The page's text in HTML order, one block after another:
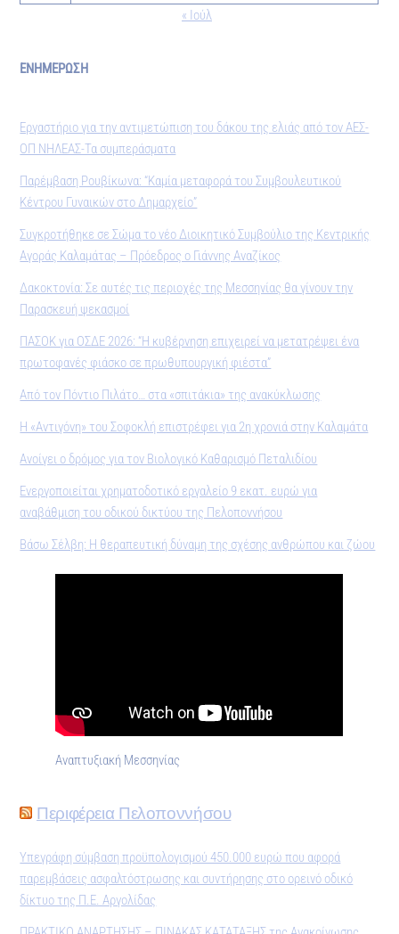
« Ιούλ
ΕΝΗΜΕΡΩΣΗ
Εργαστήριο για την αντιμετώπιση του δάκου της ελιάς από τον ΑΕΣ-
ΟΠ ΝΗΛΕΑΣ-Τα συμπεράσματα
Παρέμβαση Ρουβίκωνα: “Καμία μεταφορά του Συμβουλευτικού
Κέντρου Γυναικών στο Δημαρχείο”
Συγκροτήθηκε σε Σώμα το νέο Διοικητικό Συμβούλιο της Κεντρικής
Αγοράς Καλαμάτας – Πρόεδρος ο Γιάννης Αναζίκος
Δακοκτονία: Σε αυτές τις περιοχές της Μεσσηνίας θα γίνουν την
Παρασκευή ψεκασμοί
ΠΑΣΟΚ για ΟΣΔΕ 2026: “Η κυβέρνηση επιχειρεί να μετατρέψει ένα
πρωτοφανές φιάσκο σε πρωθυπουργική φιέστα”
Από τον Πόντιο Πιλάτο… στα «σπιτάκια» της ανακύκλωσης
Η «Αντιγόνη» του Σοφοκλή επιστρέφει για 2η χρονιά στην Καλαμάτα
Ανοίγει ο δρόμος για τον Βιολογικό Καθαρισμό Πεταλιδίου
Ενεργοποιείται χρηματοδοτικό εργαλείο 9 εκατ. ευρώ για
αναβάθμιση του οδικού δικτύου της Πελοποννήσου
Βάσω Σέλβη: Η θεραπευτική δύναμη της σχέσης ανθρώπου και ζώου
Αναπτυξιακή Μεσσηνίας
Περιφέρεια Πελοποννήσου
Υπεγράφη σύμβαση προϋπολογισμού 450.000 ευρώ που αφορά
παρεμβάσεις ασφαλτόστρωσης και συντήρησης στο ορεινό οδικό
δίκτυο της Π.Ε. Αργολίδας